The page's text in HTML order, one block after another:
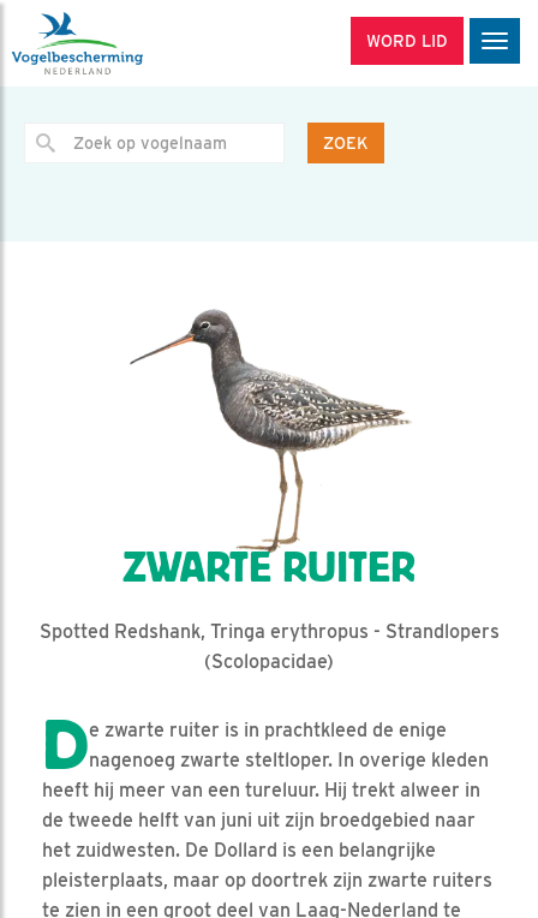
WORD LID
ZOEK
ZWARTE RUITER
Spotted Redshank, Tringa erythropus - Strandlopers
(Scolopacidae)
De zwarte ruiter is in prachtkleed de enige
nagenoeg zwarte steltloper. In overige kleden
heeft hij meer van een tureluur. Hij trekt alweer in
de tweede helft van juni uit zijn broedgebied naar
het zuidwesten. De Dollard is een belangrijke
pleisterplaats, maar op doortrek zijn zwarte ruiters
te zien in een groot deel van Laag-Nederland te